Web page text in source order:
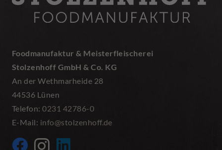
Foodmanufaktur & Meisterfleischerei
Stolzenhoff GmbH & Co. KG
An der Wethmarheide 28
44536 Lünen
Telefon:0231 42786-0
E-Mail: info@stolzenhoff.de